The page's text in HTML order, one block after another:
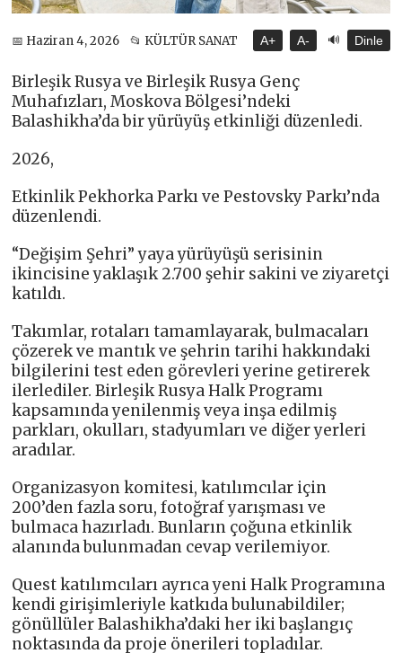
📅 Haziran 4, 2026 📂 KÜLTÜR SANAT A+ A- 🔊 Dinle
Birleşik Rusya ve Birleşik Rusya Genç
Muhafızları, Moskova Bölgesi’ndeki
Balashikha’da bir yürüyüş etkinliği düzenledi.
2026,
Etkinlik Pekhorka Parkı ve Pestovsky Parkı’nda
düzenlendi.
“Değişim Şehri” yaya yürüyüşü serisinin
ikincisine yaklaşık 2.700 şehir sakini ve ziyaretçi
katıldı.
Takımlar, rotaları tamamlayarak, bulmacaları
çözerek ve mantık ve şehrin tarihi hakkındaki
bilgilerini test eden görevleri yerine getirerek
ilerlediler. Birleşik Rusya Halk Programı
kapsamında yenilenmiş veya inşa edilmiş
parkları, okulları, stadyumları ve diğer yerleri
aradılar.
Organizasyon komitesi, katılımcılar için
200’den fazla soru, fotoğraf yarışması ve
bulmaca hazırladı. Bunların çoğuna etkinlik
alanında bulunmadan cevap verilemiyor.
Quest katılımcıları ayrıca yeni Halk Programına
kendi girişimleriyle katkıda bulunabildiler;
gönüllüler Balashikha’daki her iki başlangıç ​​
noktasında da proje önerileri topladılar.